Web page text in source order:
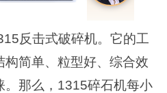
反击式破碎机。它的工
简单、粒型好、综合效
。那么，1315碎石机每小